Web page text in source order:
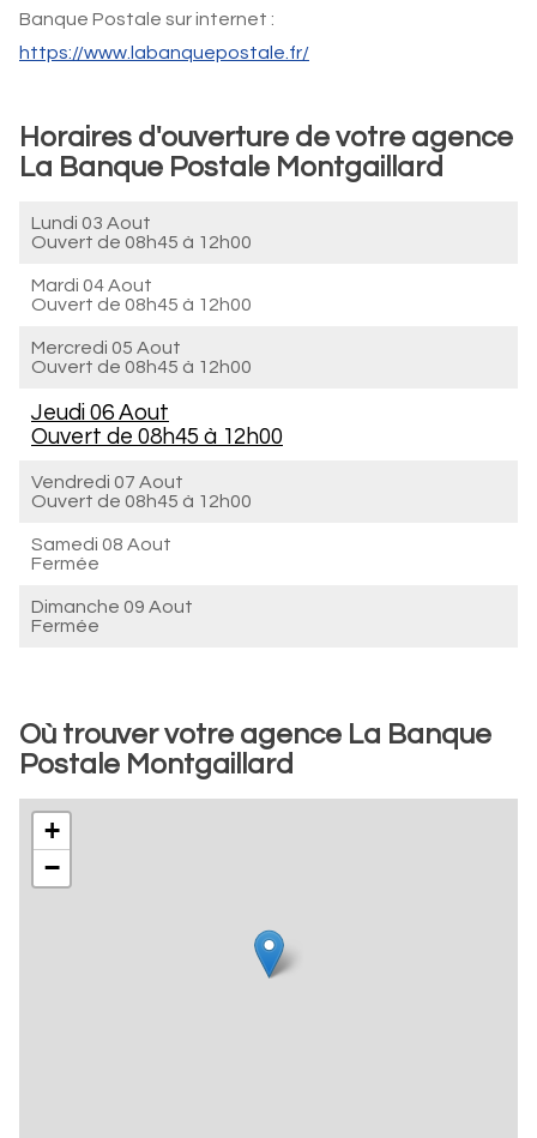
Banque Postale sur internet :
https://www.labanquepostale.fr/
Horaires d'ouverture de votre agence
La Banque Postale Montgaillard
Lundi 03 Aout
Ouvert de 08h45 à 12h00
Mardi 04 Aout
Ouvert de 08h45 à 12h00
Mercredi 05 Aout
Ouvert de 08h45 à 12h00
Jeudi 06 Aout
Ouvert de 08h45 à 12h00
Vendredi 07 Aout
Ouvert de 08h45 à 12h00
Samedi 08 Aout
Fermée
Dimanche 09 Aout
Fermée
Où trouver votre agence La Banque
Postale Montgaillard
+
−